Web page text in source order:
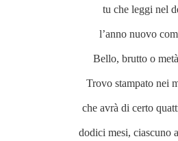
tu che leggi nel
l’anno nuovo
Bello, brutto o
Trovo stampato nei
che avrà di certo
dodici mesi, ciascuno